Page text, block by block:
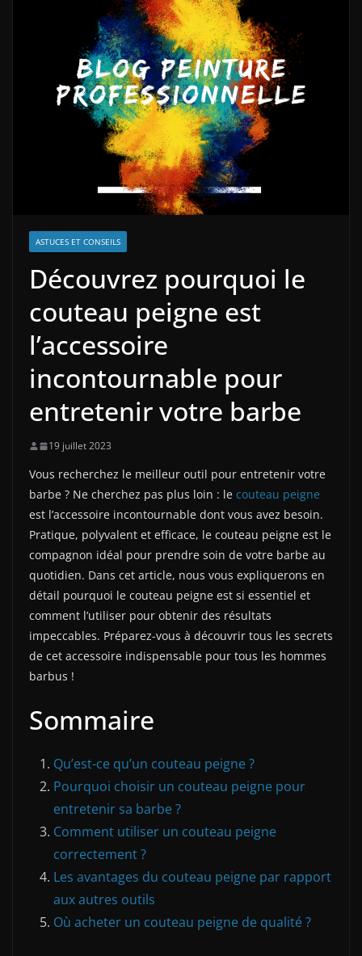
ASTUCES ET CONSEILS
Découvrez pourquoi le
couteau peigne est
l’accessoire
incontournable pour
entretenir votre barbe
19 juillet 2023
Vous recherchez le meilleur outil pour entretenir votre
barbe ? Ne cherchez pas plus loin : le couteau peigne
est l’accessoire incontournable dont vous avez besoin.
Pratique, polyvalent et efficace, le couteau peigne est le
compagnon idéal pour prendre soin de votre barbe au
quotidien. Dans cet article, nous vous expliquerons en
détail pourquoi le couteau peigne est si essentiel et
comment l’utiliser pour obtenir des résultats
impeccables. Préparez-vous à découvrir tous les secrets
de cet accessoire indispensable pour tous les hommes
barbus !
Sommaire
Qu’est-ce qu’un couteau peigne ?
Pourquoi choisir un couteau peigne pour
entretenir sa barbe ?
Comment utiliser un couteau peigne
correctement ?
Les avantages du couteau peigne par rapport
aux autres outils
Où acheter un couteau peigne de qualité ?